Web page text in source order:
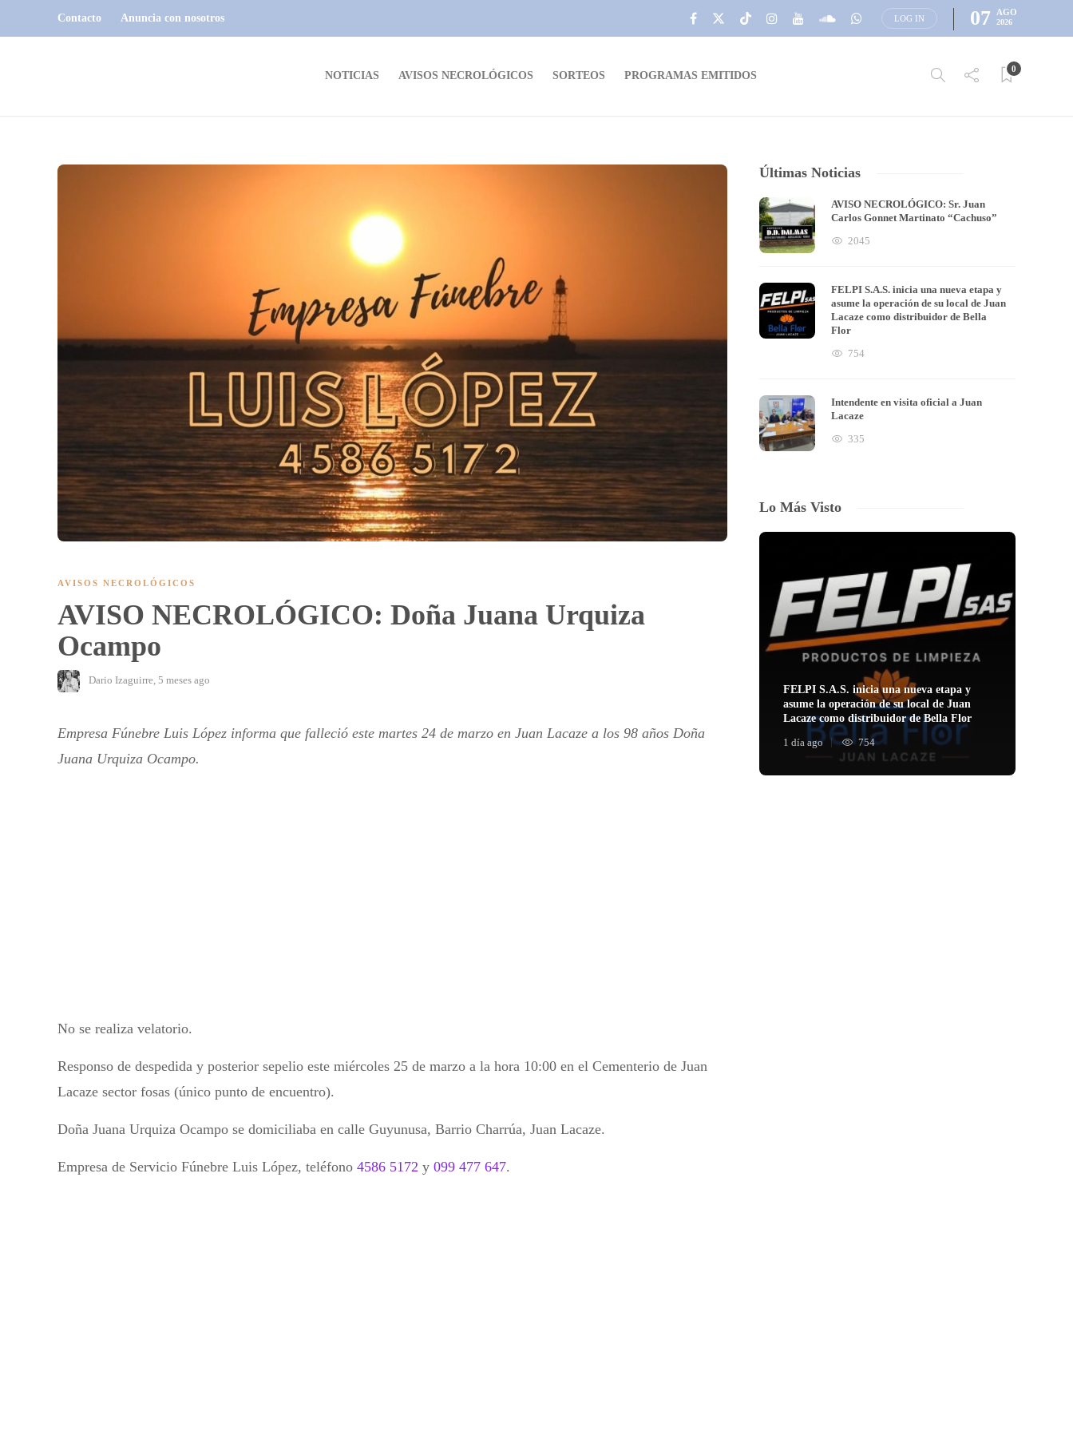
Contacto Anuncia con nosotros LOG IN 07 AGO
2026
NOTICIAS AVISOS NECROLÓGICOS SORTEOS PROGRAMAS EMITIDOS
0
AVISOS NECROLÓGICOS
AVISO NECROLÓGICO: Doña Juana Urquiza
Ocampo
Dario Izaguirre, 5 meses ago
Empresa Fúnebre Luis López informa que falleció este martes 24 de marzo en Juan Lacaze a los 98 años Doña
Juana Urquiza Ocampo.
No se realiza velatorio.
Responso de despedida y posterior sepelio este miércoles 25 de marzo a la hora 10:00 en el Cementerio de Juan
Lacaze sector fosas (único punto de encuentro).
Doña Juana Urquiza Ocampo se domiciliaba en calle Guyunusa, Barrio Charrúa, Juan Lacaze.
Empresa de Servicio Fúnebre Luis López, teléfono 4586 5172 y 099 477 647.
Últimas Noticias
AVISO NECROLÓGICO: Sr. Juan
Carlos Gonnet Martinato “Cachuso”
2045
FELPI S.A.S. inicia una nueva etapa y
asume la operación de su local de Juan
Lacaze como distribuidor de Bella
Flor
754
Intendente en visita oficial a Juan
Lacaze
335
Lo Más Visto
FELPI S.A.S. inicia una nueva etapa y
asume la operación de su local de Juan
Lacaze como distribuidor de Bella Flor
1 día ago
754